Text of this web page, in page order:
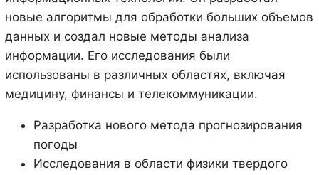
новые алгоритмы для обработки больших объемов
данных и создал новые методы анализа
информации. Его исследования были
использованы в различных областях, включая
медицину, финансы и телекоммуникации.
Разработка нового метода прогнозирования
погоды
Исследования в области физики твердого